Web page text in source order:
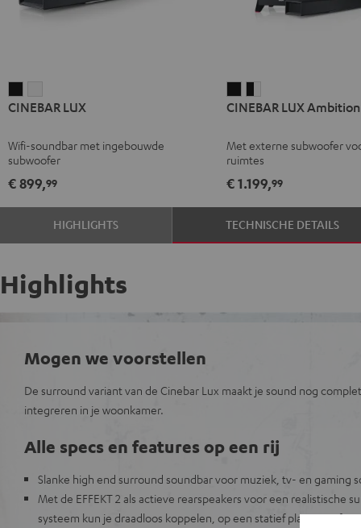
LUXLUX
CINEBAR LUX
Wifi-soundbar met ingebouwde
subwoofer
€ 899,99
LUX
Zwart
LUX
Zwart/wit
CINEBAR LUX Ambition
Met externe subwoofer
ruimtes
€ 1.199,99
HIGHLIGHTS TECHNISCHE DETAILS
Highlights
Mogen we voorstellen
De surround variant van de Cinebar Lux maakt je sound nog
integreren in je woonkamer.
Alle specs en features op een rij
Slanke high end surround soundbar voor muziek, tv- en gaming
Met de EFFEKT 2 als actieve rearspeakers voor een realistische
systeem kun je draadloos koppelen, op een statief plaatsen of